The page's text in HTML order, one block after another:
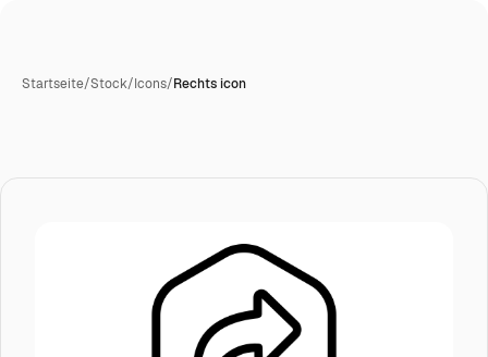
Startseite/Stock/Icons/Rechts icon